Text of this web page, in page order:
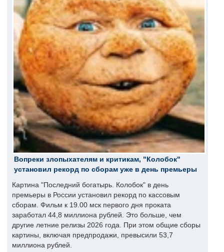
Вопреки злопыхателям и критикам, "Колобок"
установил рекорд по сборам уже в день премьеры
Картина "Последний богатырь. Колобок" в день
премьеры в России установил рекорд по кассовым
сборам. Фильм к 19.00 мск первого дня проката
заработал 44,8 миллиона рублей. Это больше, чем
другие летние релизы 2026 года. При этом общие сборы
картины, включая предпродажи, превысили 53,7
миллиона рублей.